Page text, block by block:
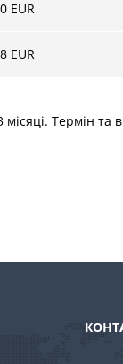
EUR
EUR
Термін та